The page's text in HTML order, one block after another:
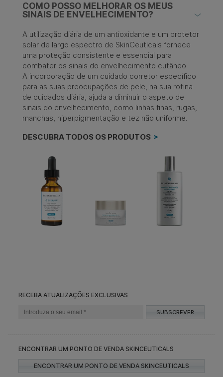
COMO POSSO MELHORAR OS MEUS
SINAIS DE ENVELHECIMENTO?
A utilização diária de um antioxidante e um protetor
solar de largo espectro de SkinCeuticals fornece
uma proteção consistente e essencial para
combater os sinais do envelhecimento cutâneo. ​
A incorporação de um cuidado corretor específico
para as suas preocupações de pele, na sua rotina
de cuidados diária, ajuda a diminuir o aspeto de
sinais do envelhecimento, como linhas finas, rugas,
manchas, hiperpigmentação e tez não uniforme.​
DESCUBRA TODOS OS PRODUTOS
RECEBA ATUALIZAÇÕES EXCLUSIVAS
SUBSCREVER
ENCONTRAR UM PONTO DE VENDA SKINCEUTICALS
ENCONTRAR UM PONTO DE VENDA SKINCEUTICALS